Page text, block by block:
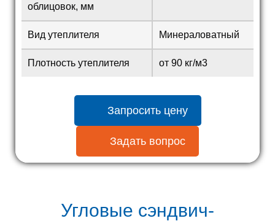
облицовок, мм
Вид утеплителя Минераловатный
Плотность утеплителя от 90 кг/м3
Запросить цену
Задать вопрос
Угловые сэндвич-